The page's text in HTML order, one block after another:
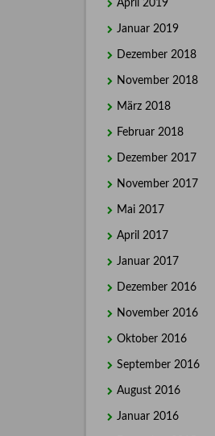
April 2019
Januar 2019
Dezember 2018
November 2018
März 2018
Februar 2018
Dezember 2017
November 2017
Mai 2017
April 2017
Januar 2017
Dezember 2016
November 2016
Oktober 2016
September 2016
August 2016
Januar 2016